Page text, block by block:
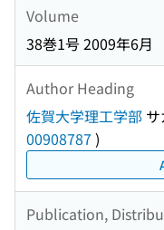
Volume
38巻1号 2009年6月
Author Heading
佐賀大学理工学部
00908787 )
Publication,